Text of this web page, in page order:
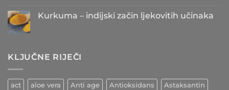
u
žila
u
službi
Kurkuma – indijski začin ljekovitih učinaka
indijski
učinaka
KLJUČNE RIJEČI
act aloe vera Anti age Antioksidans Astaksantin